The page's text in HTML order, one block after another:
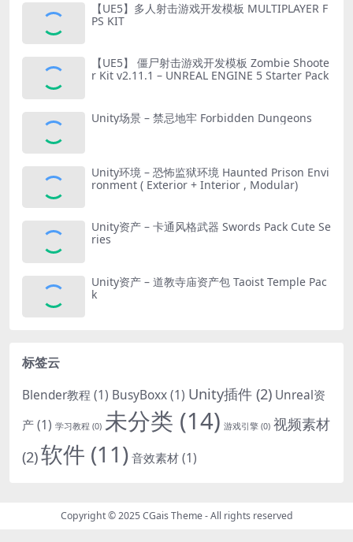
【UE5】多人射击游戏开发模板 MULTIPLAYER F
PS KIT
【UE5】 僵尸射击游戏开发模板 Zombie Shoote
r Kit v2.11.1 – UNREAL ENGINE 5 Starter Pack
Unity场景 – 禁忌地牢 Forbidden Dungeons
Unity环境 – 恐怖监狱环境 Haunted Prison Envi
ronment ( Exterior + Interior , Modular)
Unity资产 – 卡通风格武器 Swords Pack Cute Se
ries
Unity资产 – 道教寺庙资产包 Taoist Temple Pac
k
标签云
Blender教程 (1) BusyBoxx(1) Unity插件 (2) Unreal资
产(1) 学习教程 (0) 未分类 (14) 游戏引擎 (0) 视频素材
(2)软件 (11)音效素材(1)
Copyright © 2025CGais Theme- All rights reserved